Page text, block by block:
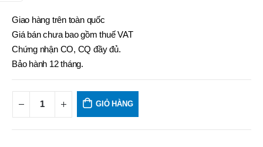
Giao hàng trên toàn quốc
Giá bán chưa bao gồm thuế VAT
Chứng nhận CO, CQ đầy đủ.
Bảo hành 12 tháng.
GIỎ HÀNG